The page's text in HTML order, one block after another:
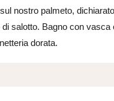
nostro palmeto,
salotto. Bagno con vasca
dorata.